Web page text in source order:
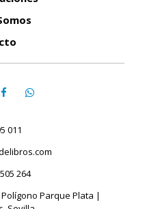
011
264
Polígono Parque Plata |